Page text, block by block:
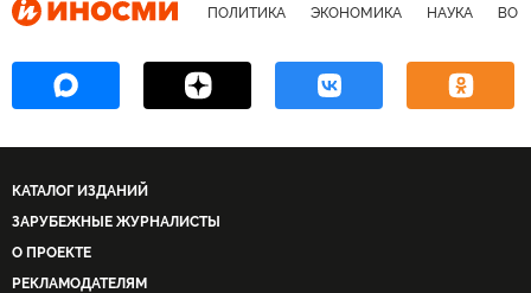
ПОЛИТИКА ЭКОНОМИКА НАУКА
КАТАЛОГ ИЗДАНИЙ
ЗАРУБЕЖНЫЕ ЖУРНАЛИСТЫ
О ПРОЕКТЕ
РЕКЛАМОДАТЕЛЯМ